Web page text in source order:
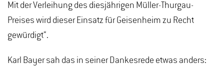
Mit der Verleihung des diesjährigen Müller-Thurgau-
Preises wird dieser Einsatz für Geisenheim zu Recht
gewürdigt“.
Karl Bayer sah das in seiner Dankesrede etwas anders: